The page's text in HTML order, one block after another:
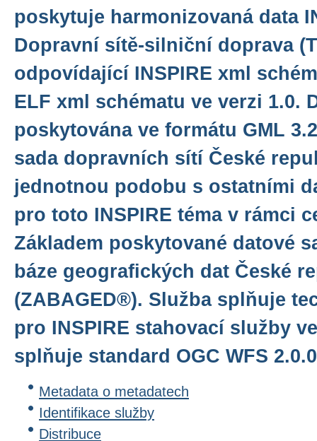
poskytuje harmonizovaná data
Dopravní sítě-silniční doprava
odpovídající INSPIRE xml
ELF xml schématu ve verzi 1.0.
poskytována ve formátu GML
sada dopravních sítí České
jednotnou podobu s ostatními
pro toto INSPIRE téma v rámci
Základem poskytované datové
báze geografických dat České
(ZABAGED®). Služba splňuje
pro INSPIRE stahovací služby
splňuje standard OGC WFS
Metadata o metadatech
Identifikace služby
Distribuce